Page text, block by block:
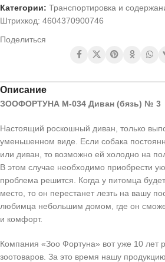
Категории: Транспортировка и
Штрихкод: 4604370900746
Поделиться
Описание
ЗООФОРТУНА М-034 Диван (бязь) № 3
Настоящий роскошный диван, только
уменьшенном виде. Если собака
или диван, то возможно ей холодно на
В этом случае необходимо приобрести
проблема решится. Когда у питомца
место, то он перестанет лезть на вашу
любимца небольшим домом, где он
и комфорт.
Компания «Зоо Фортуна» вот уже 10 лет
зоотоваров. За это время нашу